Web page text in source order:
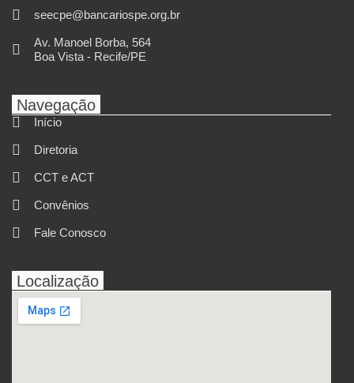
seecpe@bancariospe.org.br
Av. Manoel Borba, 564
Boa Vista - Recife/PE
Navegação
Início
Diretoria
CCT e ACT
Convênios
Fale Conosco
Localização